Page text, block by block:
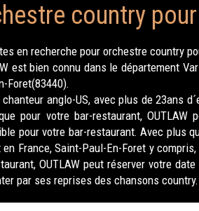
country
en recherche pour orchestre country
est bien connu dans le département
Foret(83440).
chanteur anglo-US, avec plus de 23ans
pour votre bar-restaurant,
pour votre bar-restaurant. Avec plus
en France, Saint-Paul-En-Foret y
OUTLAW peut réserver votre
par ses reprises des chansons country.